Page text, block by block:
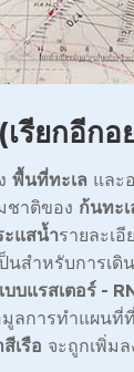
รียกอีก
พื้นที่ทะเล และ
ชาติของ ก้นทะเ
ะแสน้ำรายละเ
นสำหรับการเ
บแรสเตอร์ -
ลการทำแผนที่
เรือ จะถูกเพิ่ม